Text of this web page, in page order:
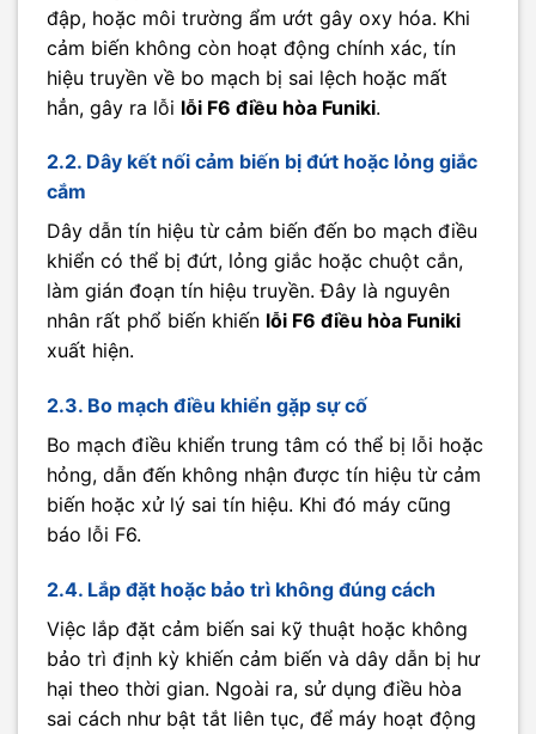
đập, hoặc môi trường ẩm ướt gây oxy hóa. Khi
cảm biến không còn hoạt động chính xác, tín
hiệu truyền về bo mạch bị sai lệch hoặc mất
hẳn, gây ra lỗi lỗi F6 điều hòa Funiki.
2.2. Dây kết nối cảm biến bị đứt hoặc lỏng giắc
cắm
Dây dẫn tín hiệu từ cảm biến đến bo mạch điều
khiển có thể bị đứt, lỏng giắc hoặc chuột cắn,
làm gián đoạn tín hiệu truyền. Đây là nguyên
nhân rất phổ biến khiến lỗi F6 điều hòa Funiki
xuất hiện.
2.3. Bo mạch điều khiển gặp sự cố
Bo mạch điều khiển trung tâm có thể bị lỗi hoặc
hỏng, dẫn đến không nhận được tín hiệu từ cảm
biến hoặc xử lý sai tín hiệu. Khi đó máy cũng
báo lỗi F6.
2.4. Lắp đặt hoặc bảo trì không đúng cách
Việc lắp đặt cảm biến sai kỹ thuật hoặc không
bảo trì định kỳ khiến cảm biến và dây dẫn bị hư
hại theo thời gian. Ngoài ra, sử dụng điều hòa
sai cách như bật tắt liên tục, để máy hoạt động